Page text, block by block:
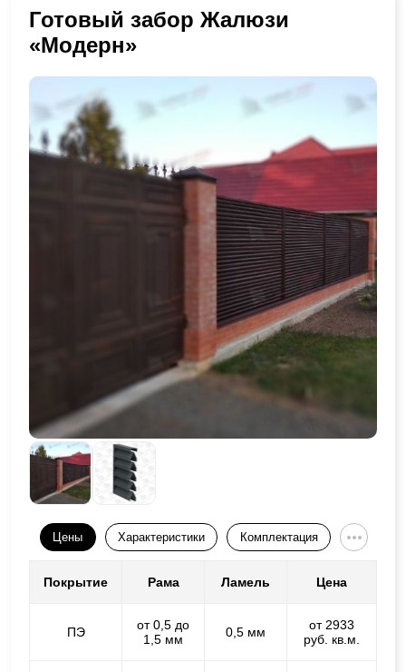
Готовый забор Жалюзи
«Модерн»
Цены Характеристики Комплектация
Покрытие Рама Ламель Цена
ПЭ
от 0,5 до
1,5 мм
0,5 мм
от 2933
руб. кв.м.